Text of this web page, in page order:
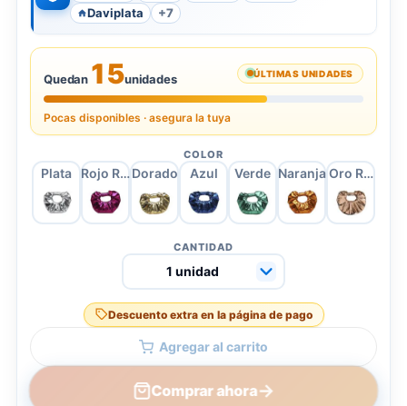
Daviplata
+7
Quedan 15unidades ÚLTIMAS UNIDADES
Pocas disponibles · asegura la tuya
COLOR
Plata Rojo RosaDorado Azul Verde NaranjaOro Rosa
CANTIDAD
Descuento extra en la página de pago
Agregar al carrito
Comprar ahora→